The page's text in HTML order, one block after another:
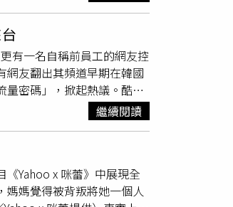
讓惡勢力在這個純樸的小鎮
清楚，無法代為回應，記
都在日本，無法回應相關
別事件，無關於朝天宮活動
染造成錯誤連結，影響宗教
姓名一節，經查本案警方
拘票，另外，檢察官已調
均依法辦理。雲林縣警察局
毒及報案後遭要求和解等
中，本案警方嚴正執法立
林縣警局表示，黃美蘭為
觸與互動。針對外界所關切
曾以慶生名義將人綁在電線
任其暴行，讓北港淪為
一眾小弟到藝閣人員住家
囂張行徑有如當地霸王，
港就混不下去」，即使被害
巴」，避免自己惹到這位
但蔡咏鍀目前人在國外，
前未獲回音。朝天宮廟方人
件發生時正值媽祖遶境期
待相關事件，避免只看標
指稱被害人於製作筆錄時
官指揮偵辦，並依法針對包
償金，以及高達500萬元的
要求依約支付700萬元。
，協議應屬無效，包男也
當時與洪女都非常恐懼。法
自由意志，該和解書不具法
牆進入男方住處、敲窗示
法院認定洪女確有侵害配
有一名自稱前員工的網友控
網友翻出其頻道早期在韓國
量密碼」，掀起熱議。酷強
圖／翻攝自酷的夢- Ku's
，直到開始製作台灣相關
」系列內容毫無抵抗力，
韓國不興『謝謝你喜歡韓
的事。」而事發至今，酷
過百萬網紅Cheap也提出不
繼續閱讀
Yahoo x 咪蕾》中展現全
媽覺得被背叛將她一個人